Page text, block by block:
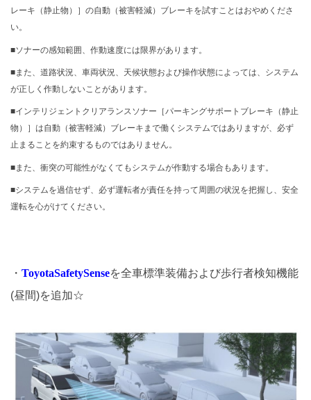
レーキ（静止物）］の自動（被害軽減）ブレーキを試すことはおやめくださ
い。
■ソナーの感知範囲、作動速度には限界があります。
■また、道路状況、車両状況、天候状態および操作状態によっては、システム
が正しく作動しないことがあります。
■インテリジェントクリアランスソナー［パーキングサポートブレーキ（静止
物）］は自動（被害軽減）ブレーキまで働くシステムではありますが、必ず
止まることを約束するものではありません。
■また、衝突の可能性がなくてもシステムが作動する場合もあります。
■システムを過信せず、必ず運転者が責任を持って周囲の状況を把握し、安全
運転を心がけてください。
・ ToyotaSafetySenseを全車標準装備および歩行者検知機能
(昼間)を追加☆